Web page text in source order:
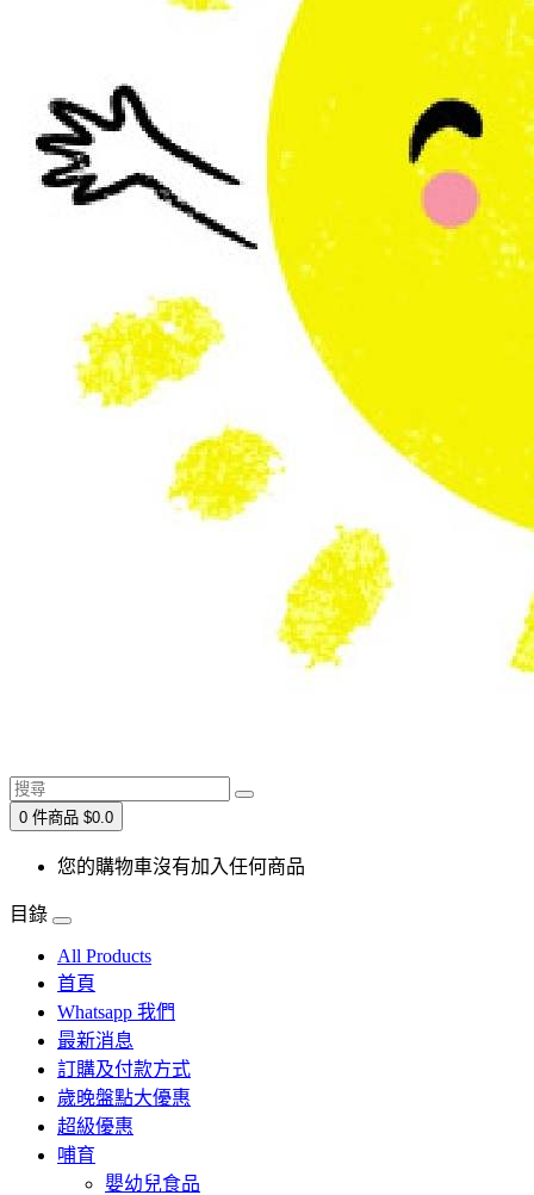
0 件商品 $0.0
您的購物車沒有加入任何商品
目錄
All Products
首頁
Whatsapp 我們
最新消息
訂購及付款方式
歲晚盤點大優惠
超級優惠
哺育
嬰幼兒食品